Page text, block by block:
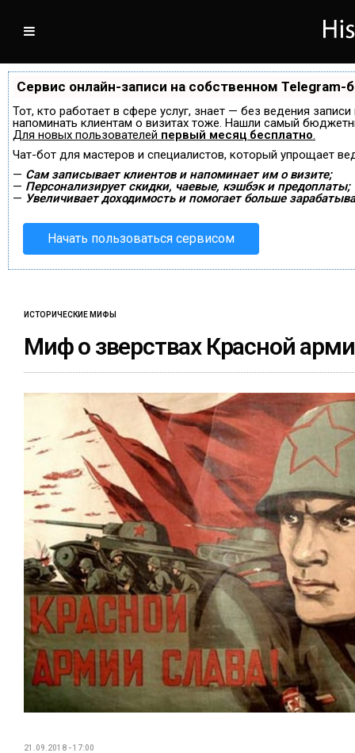
Сервис онлайн-записи на собственном Telegram-
Тот, кто работает в сфере услуг, знает — без ведения
напоминать клиентам о визитах тоже. Нашли самый
Для новых пользователей первый месяц бесплатно.
Чат-бот для мастеров и специалистов, который упрощает
— Сам записывает клиентов и напоминает им о визите;
— Персонализирует скидки, чаевые, кэшбэк и предоплаты;
— Увеличивает доходимость и помогает больше
Начать пользоваться сервисом
ИСТОРИЧЕСКИЕ МИФЫ
Миф о зверствах Красной
21.09.2018 - 17:00